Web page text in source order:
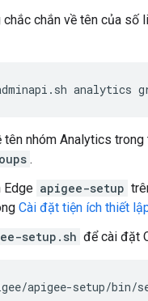
chắc chắn về tên của số
analytics
tên nhóm Analytics
.
Edge apigee-setup
Cài đặt tiện ích thiết
setup.sh để cài đặt
apigee-setup/bin/